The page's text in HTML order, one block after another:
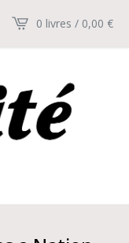
0 livres / 0,00 €